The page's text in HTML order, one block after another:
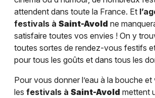
attendent dans toute la France. Et
festivals à Saint-Avold ne
satisfaire toutes vos envies ! On y
toutes sortes de rendez-vous festifs
pour tous les goûts et dans tous les
Pour vous donner l’eau à la bouche
les festivals à Saint-Avold mettent